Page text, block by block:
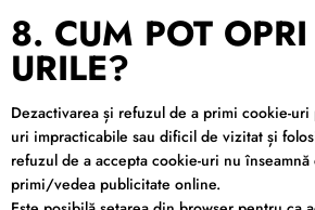
8. CUM POT
URILE?
Dezactivarea și refuzul de a primi cookie-
uri impracticabile sau dificil de vizitat și
refuzul de a accepta cookie-uri nu
primi/vedea publicitate online.